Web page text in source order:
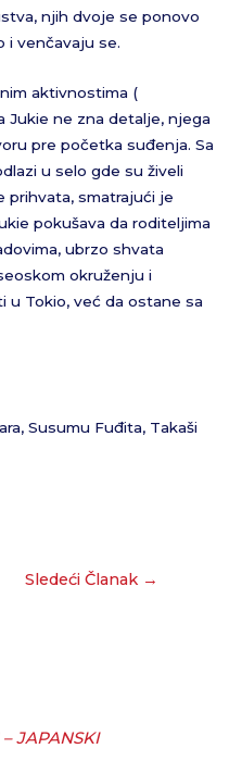
njih dvoje se ponovo
i venčavaju se.
aktivnostima (
Jukie ne zna detalje, njega
pre početka suđenja. Sa
u selo gde su živeli
prihvata, smatrajući je
pokušava da roditeljima
ubrzo shvata
okruženju i
u Tokio, već da ostane sa
Susumu Fuđita, Takaši
Sledeći Članak →
JAPANSKI